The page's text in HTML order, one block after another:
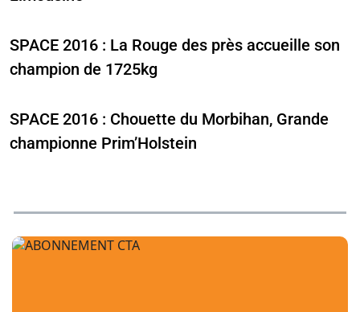
SPACE 2016 : La Rouge des près accueille son
champion de 1725kg
SPACE 2016 : Chouette du Morbihan, Grande
championne Prim’Holstein